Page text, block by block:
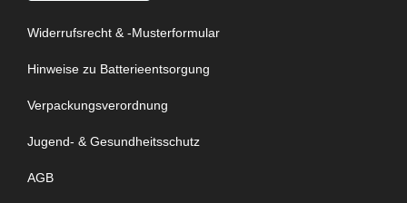
Widerrufsrecht & -Musterformular
Hinweise zu Batterieentsorgung
Verpackungsverordnung
Jugend- & Gesundheitsschutz
AGB